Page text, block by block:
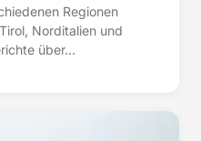
Regionen
Norditalien und
über...